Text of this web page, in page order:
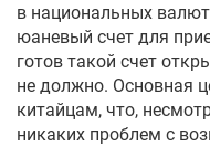
в национальных
юаневый счет для
готов такой счет
не должно. Основная
китайцам, что,
никаких проблем с